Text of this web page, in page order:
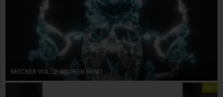
MOCKER VOL. 2. BROKEN MIND
libri